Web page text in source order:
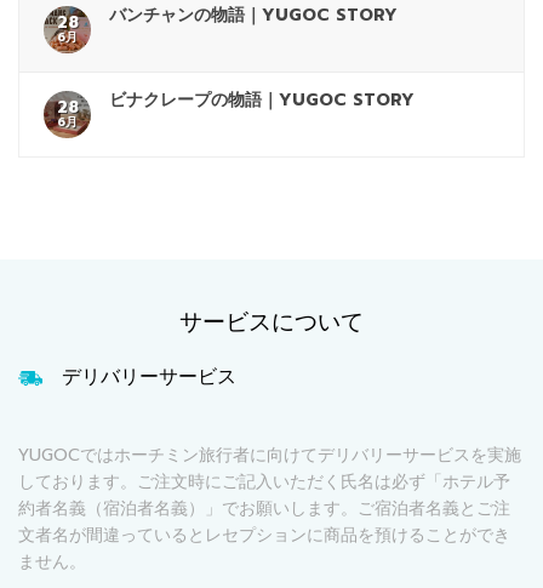
28
6月
バンチャンの物語｜YUGOC STORY
28
6月
ビナクレープの物語｜YUGOC STORY
サービスについて
デリバリーサービス
YUGOCではホーチミン旅行者に向けてデリバリーサービスを実施
しております。ご注文時にご記入いただく氏名は必ず「ホテル予
約者名義（宿泊者名義）」でお願いします。ご宿泊者名義とご注
文者名が間違っているとレセプションに商品を預けることができ
ません。